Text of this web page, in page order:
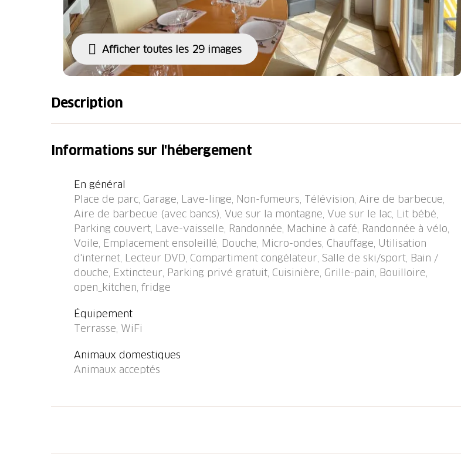
Afficher toutes les 29 images
Description
année de construction 2001. En bordure de la localité, à 500 m du centre, situation
tranquille, ensoleillée, surélevée, à 4 km du lac, à 600 m du domaine skiable, dans une
les skis, chauffage central, lave-linge. Accès en voiture jusqu'à la maison (route de
montagne). En hiver, merci de prévoir des chaînes, en hiver 4x4 recommandé. Place
de parking près de la maison, garage individuel près de la maison. Magasins, magasin
d'alimentation 500 m, restaurant 500 m, boulangerie, arrêt de bus "Amden Brugg" 100
m, piscine couverte 600 m, plage aménagée 4 km, baignade en lac 4 km. Téléski 600
m, télésiège, remontées mécaniques 600 m, pistes de ski. Arrêt du ski-bus 100 m,
école de ski, piste de luge, jeux pour enfants 500 m. Les domaines skiables de
renommée sont facilement accessibles: Amden 600 m, Arvenbühl 4 km, Flumserberge
19 km. Les lacs connus sont facilement accessibles: Walensee 4 km. Région de
randonnées: Walensee 4 km, Amden/Arvenbühl. Veuillez noter: sans ascenseur.
Informations sur l'hébergement
En général
Place de parc, Garage, Lave-linge, Non-fumeurs, Télévision, Aire de barbecue,
Aire de barbecue (avec bancs), Vue sur la montagne, Vue sur le lac, Lit bébé,
Parking couvert, Lave-vaisselle, Randonnée, Machine à café, Randonnée à vélo,
Voile, Emplacement ensoleillé, Douche, Micro-ondes, Chauffage, Utilisation
d'internet, Lecteur DVD, Compartiment congélateur, Salle de ski/sport, Bain /
douche, Extincteur, Parking privé gratuit, Cuisinière, Grille-pain, Bouilloire,
open_kitchen, fridge
Équipement
Terrasse, WiFi
Animaux domestiques
Animaux acceptés